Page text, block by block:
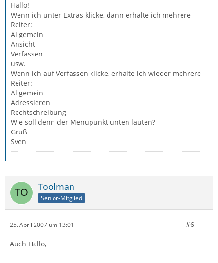
Hallo!
Wenn ich unter Extras klicke, dann erhalte ich mehrere
Reiter:
Allgemein
Ansicht
Verfassen
usw.
Wenn ich auf Verfassen klicke, erhalte ich wieder mehrere
Reiter:
Allgemein
Adressieren
Rechtschreibung
Wie soll denn der Menüpunkt unten lauten?
Gruß
Sven
Toolman
Senior-Mitglied
25. April 2007 um 13:01 #6
Auch Hallo,